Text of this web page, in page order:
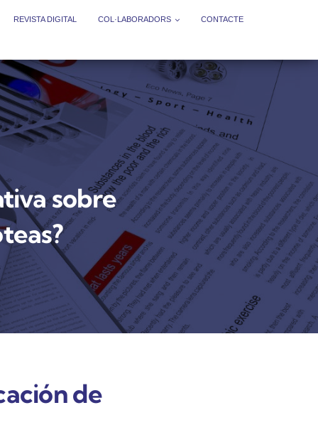
REVISTA DIGITAL COL·LABORADORS CONTACTE
sobre
de